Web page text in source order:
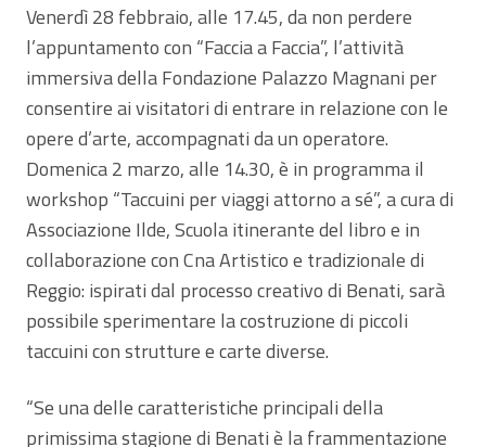
Venerdì 28 febbraio, alle 17.45, da non perdere
l’appuntamento con “Faccia a Faccia”, l’attività
immersiva della Fondazione Palazzo Magnani per
consentire ai visitatori di entrare in relazione con le
opere d’arte, accompagnati da un operatore.
Domenica 2 marzo, alle 14.30, è in programma il
workshop “Taccuini per viaggi attorno a sé”, a cura di
Associazione Ilde, Scuola itinerante del libro e in
collaborazione con Cna Artistico e tradizionale di
Reggio: ispirati dal processo creativo di Benati, sarà
possibile sperimentare la costruzione di piccoli
taccuini con strutture e carte diverse.
“Se una delle caratteristiche principali della
primissima stagione di Benati è la frammentazione